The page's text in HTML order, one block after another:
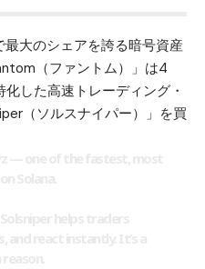
最大のシェアを誇る暗号資産
（ファントム） 」は4
した高速トレーディング・
（ソルスナイパー）」を買